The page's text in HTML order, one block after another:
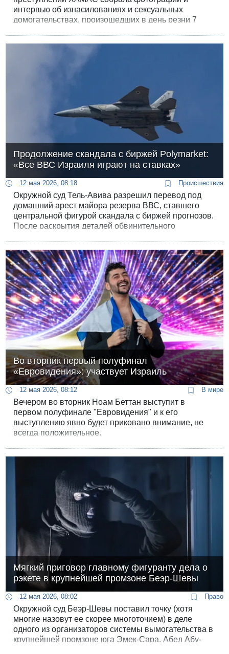
интервью об изнасилованиях и сексуальных
домогательствах, произошедших в день резни 7
Продолжение скандала с биржей Polymarket:
«Все ВВС Израиля играют на ставках»
12 мая 2026, 08:18 Происшествия
Окружной суд Тель-Авива разрешил перевод под
домашний арест майора резерва ВВС, ставшего
центральной фигурой скандала с биржей прогнозов.
После раскрытия деталей обвинительного
ради наживы на международной платформе
Polymarket.
Во вторник первый полуфинал
«Евровидения»: участвует Израиль
12 мая 2026, 08:12 В мире
Вечером во вторник Ноам Беттан выступит в
первом полуфинале "Евровидения" и к его
выступлению явно будет приковано внимание, не
всегда положительное.
Мягкий приговор главному фигуранту дела о
рэкете в крупнейшей промзоне Беэр-Шевы
12 мая 2026, 08:02 Право
Окружной суд Беэр-Шевы поставил точку (хотя
многие назовут ее скорее многоточием) в деле
одного из организаторов системы вымогательства в
крупнейшей промзоне юга Эмек-Сара. Абед Абу-